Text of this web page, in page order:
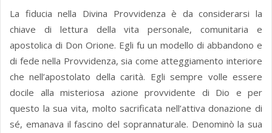
La fiducia nella Divina Provvidenza è da considerarsi la
chiave di lettura della vita personale, comunitaria e
apostolica di Don Orione. Egli fu un modello di abbandono e
di fede nella Provvidenza, sia come atteggiamento interiore
che nell’apostolato della carità. Egli sempre volle essere
docile alla misteriosa azione provvidente di Dio e per
questo la sua vita, molto sacrificata nell’attiva donazione di
sé, emanava il fascino del soprannaturale. Denominò la sua